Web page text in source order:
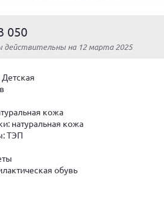
050
действительны на 12 марта 2025
Детская
кожа
натуральная кожа
ТЭП
обувь